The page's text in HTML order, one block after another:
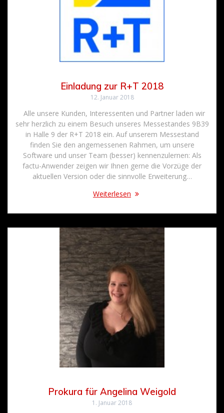
Einladung zur R+T 2018
12. Januar 2018
Alle unsere Kunden, Interessenten und Partner laden wir
sehr herzlich zu einem Besuch unseres Messestandes 9B39
in Halle 9 der R+T 2018 ein. Auf unserem Messestand
finden Sie den angemessenen Rahmen, um unsere
Software und unser Team (besser) kennenzulernen: Als
factu-Anwender zeigen wir Ihnen gerne die Vorzüge der
aktuellen Version oder die sinnvolle Erweiterung…
Weiterlesen
Prokura für Angelina Weigold
1. Januar 2018